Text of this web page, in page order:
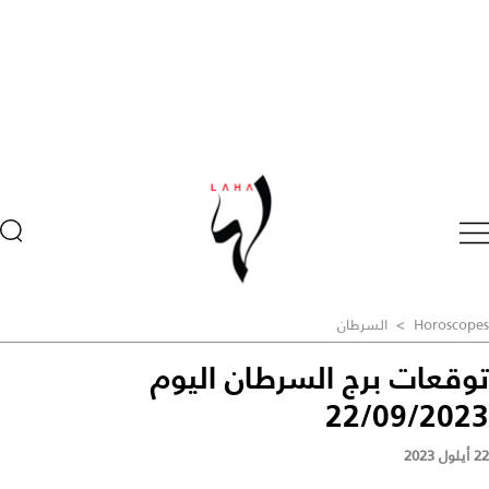
Horoscopes
> السرطان
توقعات برج السرطان اليوم
22/09/2023
22 أيلول 2023